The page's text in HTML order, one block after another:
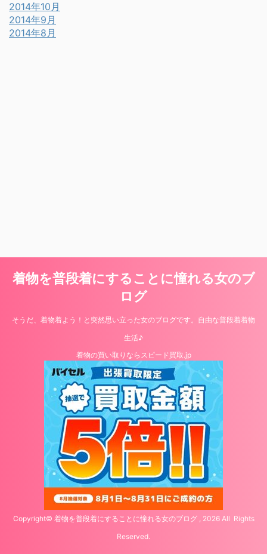
2014年10月
2014年9月
2014年8月
着物を普段着にすることに憧れる女のブ
ログ
そうだ、着物着よう！と突然思い立った女のブログです。自由な普段着着物
生活♪
着物の買い取りならスピード買取.jp
Copyright© 着物を普段着にすることに憧れる女のブログ , 2026 All Rights
Reserved.